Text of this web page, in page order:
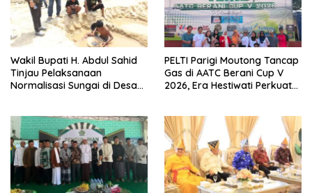
Wakil Bupati H. Abdul Sahid
Tinjau Pelaksanaan
Normalisasi Sungai di Desa
PELTI Parigi Moutong Tancap
Gas di AATC Berani Cup V
2026, Era Hestiwati Perkuat